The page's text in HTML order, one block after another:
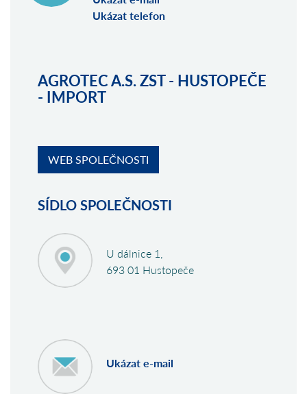
Ukázat telefon
AGROTEC A.S. ZST - HUSTOPEČE
- IMPORT
WEB SPOLEČNOSTI
SÍDLO SPOLEČNOSTI
U dálnice 1,
693 01 Hustopeče
Ukázat e-mail